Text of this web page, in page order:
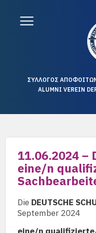
ΣΥΛΛΟΓΟΣ
ALUMNI VEREIN
11.06.2024 –
eine/n
Die DEUTSCHE
September 2024